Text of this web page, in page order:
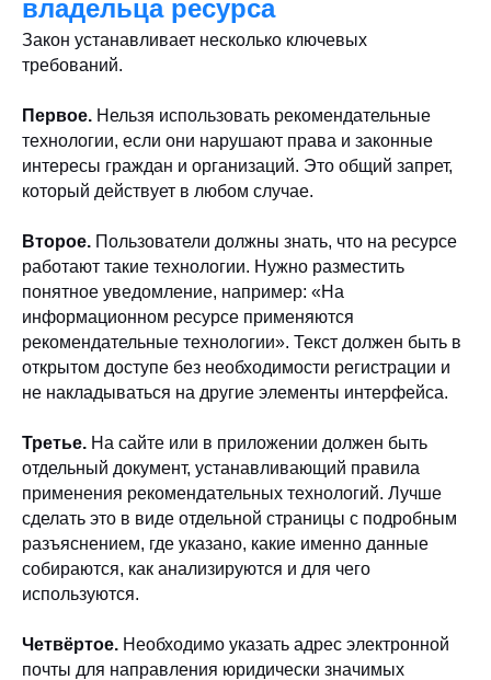
владельца ресурса
Закон устанавливает несколько ключевых
требований.
Первое. Нельзя использовать рекомендательные
технологии, если они нарушают права и законные
интересы граждан и организаций. Это общий запрет,
который действует в любом случае.
Второе. Пользователи должны знать, что на ресурсе
работают такие технологии. Нужно разместить
понятное уведомление, например: «На
информационном ресурсе применяются
рекомендательные технологии». Текст должен быть в
открытом доступе без необходимости регистрации и
не накладываться на другие элементы интерфейса.
Третье. На сайте или в приложении должен быть
отдельный документ, устанавливающий правила
применения рекомендательных технологий. Лучше
сделать это в виде отдельной страницы с подробным
разъяснением, где указано, какие именно данные
собираются, как анализируются и для чего
используются.
Четвёртое. Необходимо указать адрес электронной
почты для направления юридически значимых